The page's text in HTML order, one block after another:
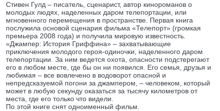
Стивен Гулд – писатель, сценарист, автор кинороманов о
молодых людях, наделенных даром телепортации, или
мгновенного перемещения в пространстве. Первая книга
послужила основой сценария фильма «Телепорт» (громкая
премьера 2008 года) и получила мировую известность.
«Джампер: История Гриффина» – захватывающие
приключения молодого героя-одиночки, наделенного даром
телепортации. За ним ведется охота, опасности подстерегают
его в любом месте, где бы он ни появился. Его семья, друзья и
любимая – все вовлечено в водоворот опасной и
непредсказуемой погони за джампером, – человеком, который
может в любую секунду оказаться за тысячу километров от
места, где его только что видели.
По этой книге снят одноименный фильм.